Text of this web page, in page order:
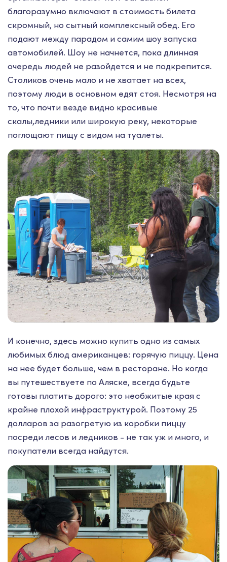
благоразумно включают в стоимость билета
скромный, но сытный комплексный обед. Его
подают между парадом и самим шоу запуска
автомобилей. Шоу не начнется, пока длинная
очередь людей не разойдется и не подкрепится.
Столиков очень мало и не хватает на всех,
поэтому люди в основном едят стоя. Несмотря на
то, что почти везде видно красивые
скалы,ледники или широкую реку, некоторые
поглощают пищу с видом на туалеты.
И конечно, здесь можно купить одно из самых
любимых блюд американцев: горячую пиццу. Цена
на нее будет больше, чем в ресторане. Но когда
вы путешествуете по Аляске, всегда будьте
готовы платить дорого: это необжитые края с
крайне плохой инфраструктурой. Поэтому 25
долларов за разогретую из коробки пиццу
посреди лесов и ледников - не так уж и много, и
покупатели всегда найдутся.